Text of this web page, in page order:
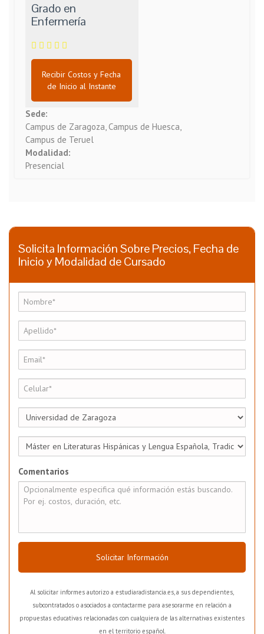
Grado en
Enfermería
Recibir Costos y Fecha
de Inicio al Instante
Sede:
Campus de Zaragoza, Campus de Huesca,
Campus de Teruel
Modalidad:
Presencial
Solicita Información Sobre Precios, Fecha de
Inicio y Modalidad de Cursado
Comentarios
Solicitar Información
Al solicitar informes autorizo a estudiaradistancia.es, a sus dependientes,
subcontratados o asociados a contactarme para asesorarme en relación a
propuestas educativas relacionadas con cualquiera de las alternativas existentes
en el territorio español.